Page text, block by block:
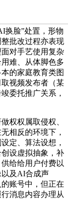
脸”处置，形物
批改过程亦表现
对手艺使用复杂
难、从体脚色多
的家庭教育类图
视频发布者（某
委托推广关系，
权权属取侵权、
相反的环境下，
定、算法设想，
设虚拟抽象，补
给给用户付费以
及AI合成声
账号中，但正在
消息内容办理从